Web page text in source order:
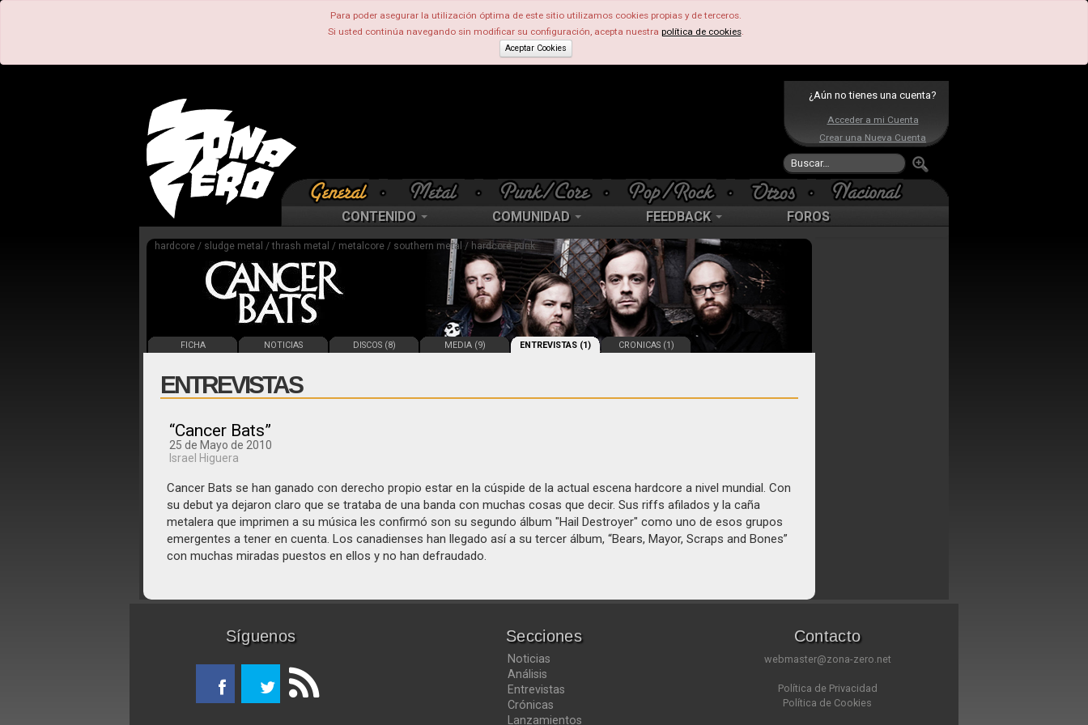
Para poder asegurar la utilización óptima de este sitio utilizamos cookies propias y de terceros.
Si usted continúa navegando sin modificar su configuración, acepta nuestra política de cookies.
Aceptar Cookies
¿Aún no tienes una cuenta?
Acceder a mi Cuenta
Crear una Nueva Cuenta
CONTENIDO COMUNIDAD FEEDBACK FOROS
hardcore / sludge metal / thrash metal / metalcore / southern metal / hardcore punk
FICHA NOTICIAS DISCOS (8) MEDIA (9) ENTREVISTAS (1) CRONICAS (1)
ENTREVISTAS
“Cancer Bats”
25 de Mayo de 2010
Israel Higuera
Cancer Bats se han ganado con derecho propio estar en la cúspide de la actual escena hardcore a nivel mundial. Con
su debut ya dejaron claro que se trataba de una banda con muchas cosas que decir. Sus riffs afilados y la caña
metalera que imprimen a su música les confirmó son su segundo álbum "Hail Destroyer" como uno de esos grupos
emergentes a tener en cuenta. Los canadienses han llegado así a su tercer álbum, “Bears, Mayor, Scraps and Bones”
con muchas miradas puestos en ellos y no han defraudado.
Síguenos Secciones
Noticias
Análisis
Entrevistas
Crónicas
Lanzamientos
Contacto
webmaster@zona-zero.net
Política de Privacidad
Política de Cookies